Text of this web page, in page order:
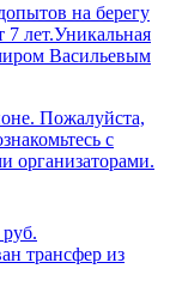
на берегу
7 лет.Уникальная
Васильевым
Пожалуйста,
с
организаторами.
трансфер из